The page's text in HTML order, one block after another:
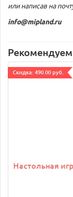
или написав на
info@mipland.ru
Cкидка: 490.00 руб.
Настольная